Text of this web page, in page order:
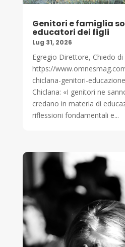
Genitori e famiglia
educatori dei figli
Lug 31, 2026
Egregio Direttore, Chiedo
https://
chiclana-genitori-
Chiclana: «I genitori ne
credano in materia di
riflessioni fondamentali e...